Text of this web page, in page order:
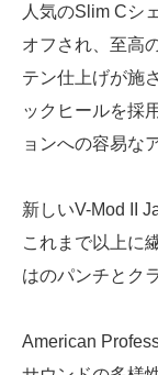
人気のSlim Cシ
オフされ、至高
テン仕上げが施
ックヒールを採
ョンへの容易な
新しいV-Mod II
これまで以上に
はのパンチとク
American